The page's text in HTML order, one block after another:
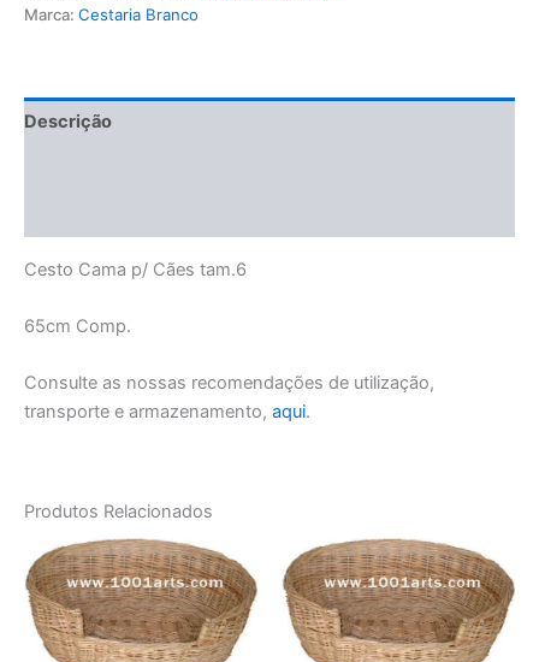
p/
Marca: Cestaria Branco
Descrição
Cesto Cama p/ Cães tam.6
65cm Comp.
Consulte as nossas recomendações de utilização,
transporte e armazenamento, aqui.
Produtos Relacionados